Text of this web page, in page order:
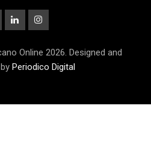
Online 2026. Designed and
Periodico Digital